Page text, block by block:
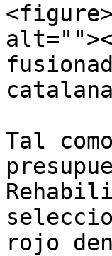
Tal
rojo